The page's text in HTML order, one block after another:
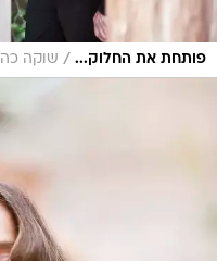
פותחת את החלוק... / שוקה כהן